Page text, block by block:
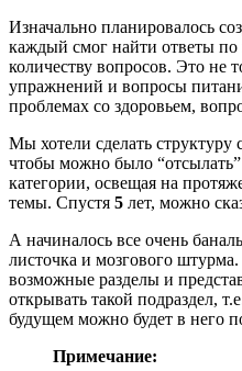
Изначально планировалось
каждый смог найти ответы
количеству вопросов. Это не
упражнений и вопросы
проблемах со здоровьем,
Мы хотели сделать структуру
чтобы можно было
категории, освещая на
темы. Спустя 5 лет, можно
А начиналось все очень
листочка и мозгового
возможные разделы и
открывать такой подраздел,
будущем можно будет в него
Примечание: